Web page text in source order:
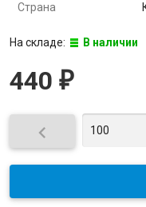
Страна
На складе: В наличии
440 ₽
